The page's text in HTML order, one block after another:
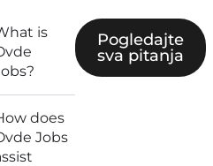
is
does
Jobs
Pogledajte
sva pitanja